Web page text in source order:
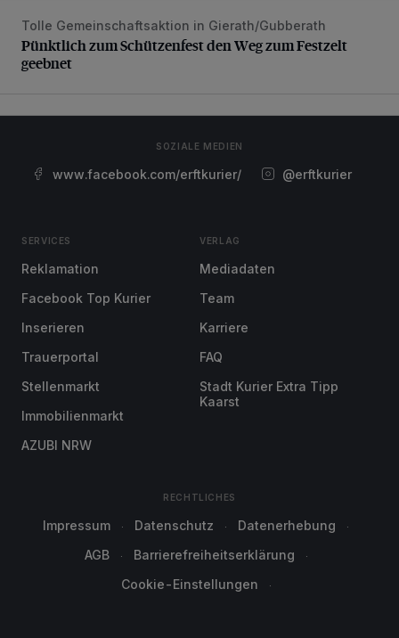
Pünktlich zum Schützenfest den Weg zum Festzelt
Tolle Gemeinschaftsaktion in Gierath/Gubberath
Pünktlich zum Schützenfest den Weg zum Festzelt
geebnet
SOZIALE MEDIEN
www.facebook.com/erftkurier/ @erftkurier
SERVICES
Reklamation
Facebook Top Kurier
Inserieren
Trauerportal
Stellenmarkt
Immobilienmarkt
AZUBI NRW
VERLAG
Mediadaten
Team
Karriere
FAQ
Stadt Kurier Extra Tipp
Kaarst
RECHTLICHES
Impressum Datenschutz
Datenerhebung
AGB
Barrierefreiheitserklärung
Cookie-Einstellungen